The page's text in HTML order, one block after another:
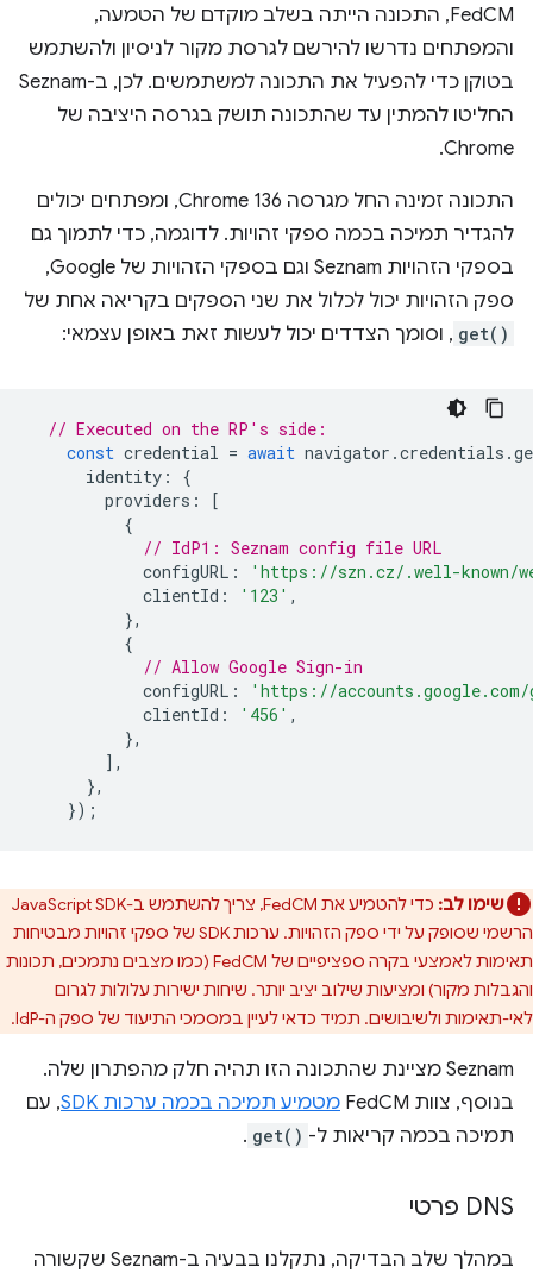
FedCM, התכונה הייתה בשלב מוקדם של הטמעה,
והמפתחים נדרשו להירשם לגרסת מקור לניסיון ולהשתמש
בטוקן כדי להפעיל את התכונה למשתמשים. לכן, ב-Seznam
החליטו להמתין עד שהתכונה תושק בגרסה היציבה של
Chrome.
התכונה זמינה החל מגרסה Chrome 136, ומפתחים יכולים
להגדיר תמיכה בכמה ספקי זהויות. לדוגמה, כדי לתמוך גם
בספקי הזהויות Seznam וגם בספקי הזהויות של Google,
ספק הזהויות יכול לכלול את שני הספקים בקריאה אחת של
get() , וסומך הצדדים יכול לעשות זאת באופן עצמאי:
// Executed on the RP's side:
const credential = await navigator .credentials .
identity :
{
providers :
[
{
// IdP1: Seznam config file URL
configURL :
'https://szn.cz/.well-known/
clientId : '123' ,
},
{
// Allow Google Sign-in
configURL :
'https://
clientId : '456' ,
},
],
},
});
שימו לב:
כדי להטמיע את FedCM, צריך להשתמש ב-JavaScript SDK
הרשמי שסופק על ידי ספק הזהויות. ערכות SDK של ספקי זהויות מבטיחות
תאימות לאמצעי בקרה ספציפיים של FedCM (כמו מצבים נתמכים, תכונות
והגבלות מקור) ומציעות שילוב יציב יותר. שיחות ישירות עלולות לגרום
לאי-תאימות ולשיבושים. תמיד כדאי לעיין במסמכי התיעוד של ספק ה-IdP.
‫Seznam מציינת שהתכונה הזו תהיה חלק מהפתרון שלה.
בנוסף, צוות FedCM
מטמיע תמיכה בכמה ערכות SDK
, עם
תמיכה בכמה קריאות ל- get()
.
DNS פרטי
במהלך שלב הבדיקה, נתקלנו בבעיה ב-Seznam שקשורה